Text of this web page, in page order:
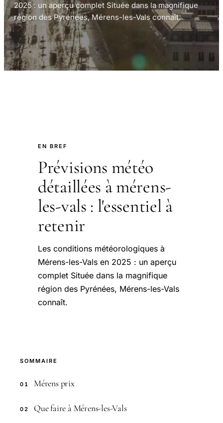
2025 : un aperçu complet Située dans la magnifique
région des Pyrénées, Mérens-les-Vals connaît.
EN BREF
Prévisions météo
détaillées à mérens-
les-vals : l'essentiel à
retenir
Les conditions météorologiques à
Mérens-les-Vals en 2025 : un aperçu
complet Située dans la magnifique
région des Pyrénées, Mérens-les-Vals
connaît.
SOMMAIRE
01 Mérens prix
02 Que faire à Mérens-les-Vals